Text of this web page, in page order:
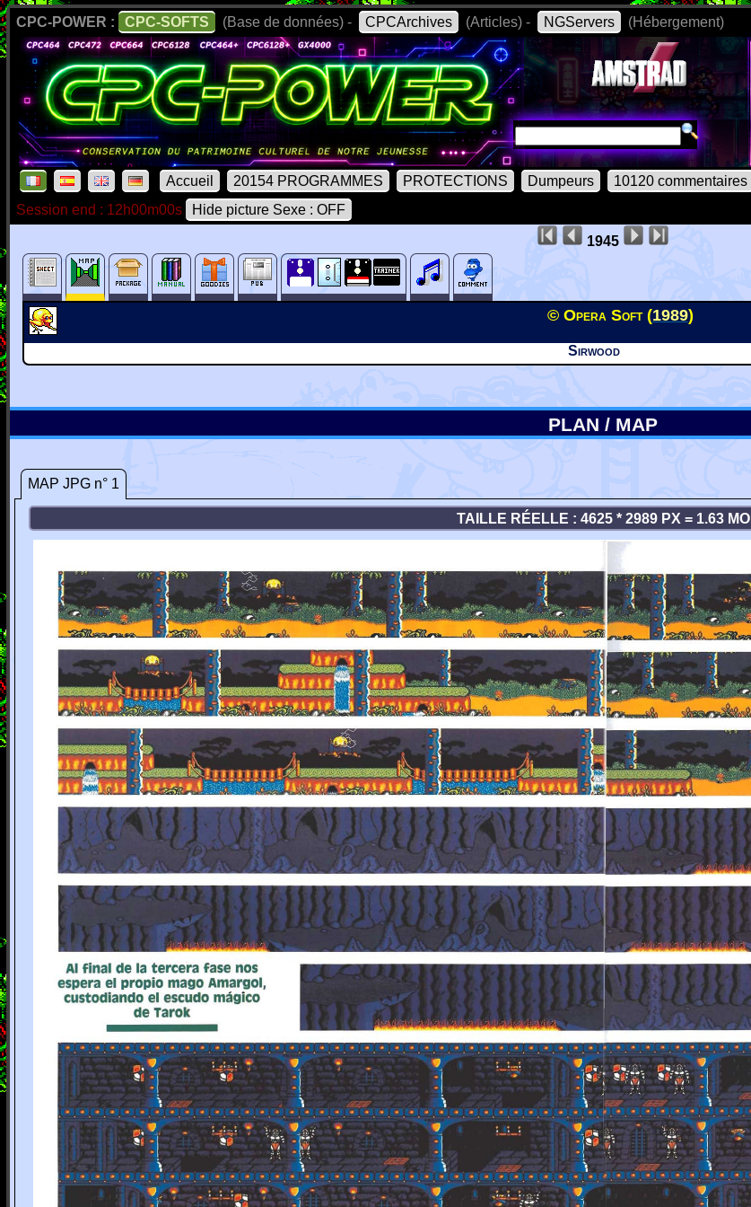
CPC-POWER : CPC-SOFTS (Base de données) - CPCArchives (Articles) - NGServers (Hébergement)
Accueil 20154 PROGRAMMES PROTECTIONS Dumpeurs 10120 commentaires
Session end : 12h00m00s
Hide picture Sexe : OFF
1945
© Opera Soft (1989)
Sirwood
PLAN / MAP
MAP JPG n° 1
TAILLE RÉELLE : 4625 * 2989 PX = 1.63 MO